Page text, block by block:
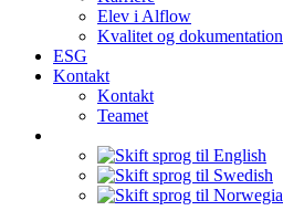
Elev i Alflow
Kvalitet og dokumentation
ESG
Kontakt
Kontakt
Teamet